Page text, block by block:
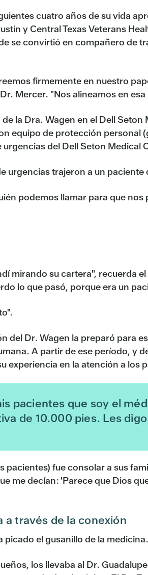
cuatro años de su vida
y Central Texas Veterans
se convirtió en compañero de
firmemente en nuestro
Mercer. "Nos alineamos en
la Dra. Wagen en el Dell
equipo de protección
del Dell Seton Medical
urgencias trajeron a un
podemos llamar para que
mirando su cartera", recuerda
lo que pasó, porque era un
del Dr. Wagen la preparó para
A partir de ese período, y
experiencia en la atención a los
pacientes que soy el
de 10.000 pies. Les
pacientes) fue consolar a sus
me decían: 'Parece que Dios
a través de la conexión
picado el gusanillo de la medicina.
los llevaba al Dr.